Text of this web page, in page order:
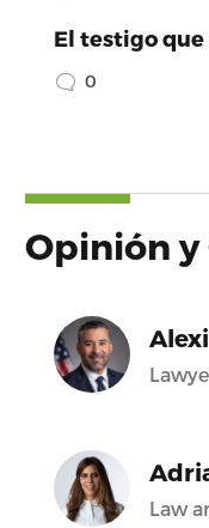
El testigo
0
Opinión
Law